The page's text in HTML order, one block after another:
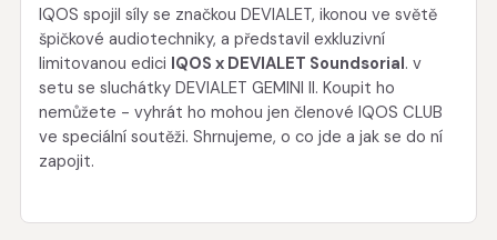
IQOS spojil síly se značkou DEVIALET, ikonou ve světě
špičkové audiotechniky, a představil exkluzivní
limitovanou edici IQOS x DEVIALET Soundsorial. v
setu se sluchátky DEVIALET GEMINI II. Koupit ho
nemůžete - vyhrát ho mohou jen členové IQOS CLUB
ve speciální soutěži. Shrnujeme, o co jde a jak se do ní
zapojit.